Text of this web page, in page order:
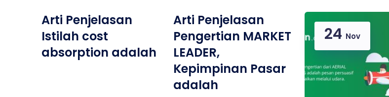
Arti Penjelasan
Istilah cost
absorption adalah
Arti Penjelasan
Pengertian MARKET
LEADER,
Kepimpinan Pasar
adalah
24 Nov